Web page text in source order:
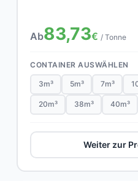
Ab83,73€ / Tonne
CONTAINER AUSWÄHLEN
3m³ 5m³ 7m³
20m³ 38m³ 40m³
Weiter zur